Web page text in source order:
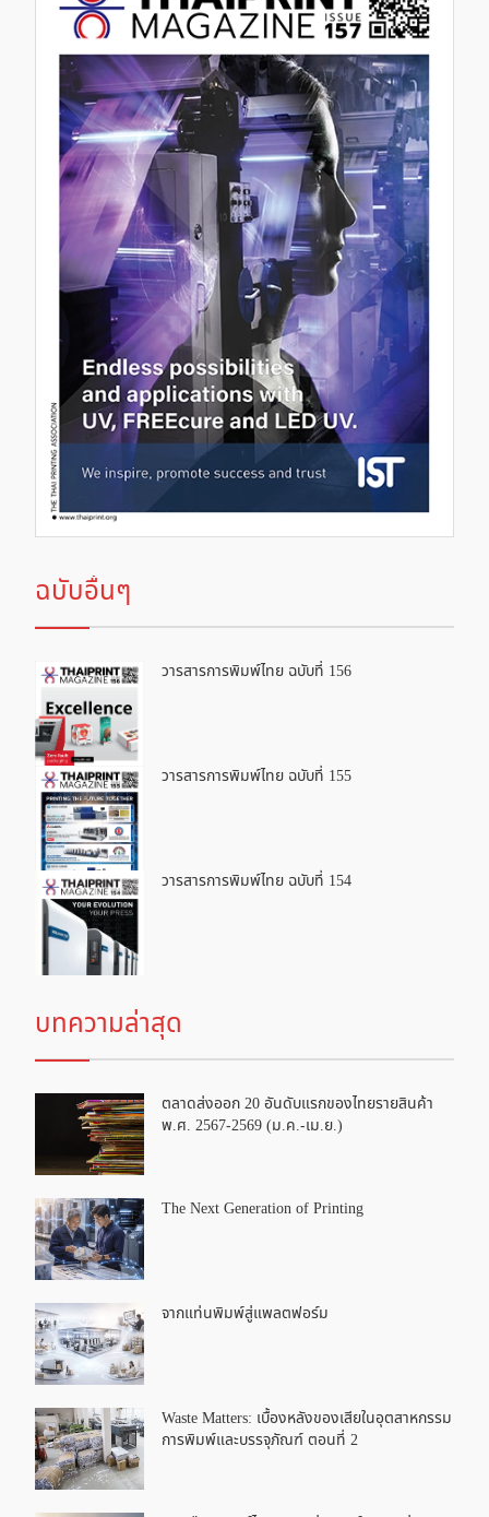
ฉบับอื่นๆ
วารสารการพิมพ์ไทย ฉบับที่ 156
วารสารการพิมพ์ไทย ฉบับที่ 155
วารสารการพิมพ์ไทย ฉบับที่ 154
บทความล่าสุด
ตลาดส่งออก 20 อันดับแรกของไทยรายสินค้า
พ.ศ. 2567-2569 (ม.ค.-เม.ย.)
The Next Generation of Printing
จากแท่นพิมพ์สู่แพลตฟอร์ม
Waste Matters: เบื้องหลังของเสียในอุตสาหกรรม
การพิมพ์และบรรจุภัณฑ์ ตอนที่ 2